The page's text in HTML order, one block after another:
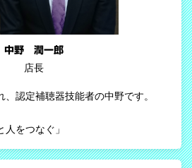
中野 潤一郎
店長
、認定補聴器技能者の中野です。
人をつなぐ」